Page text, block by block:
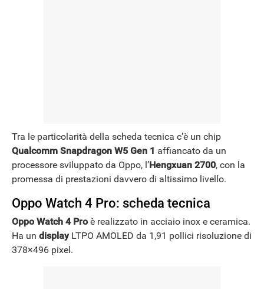
Tra le particolarità della scheda tecnica c’è un chip
Qualcomm Snapdragon W5 Gen 1 affiancato da un
processore sviluppato da Oppo, l’Hengxuan 2700, con la
promessa di prestazioni davvero di altissimo livello.
Oppo Watch 4 Pro: scheda tecnica
Oppo Watch 4 Proè realizzato in acciaio inox e ceramica.
Ha un displayLTPO AMOLED da 1,91 pollici risoluzione di
378×496 pixel.